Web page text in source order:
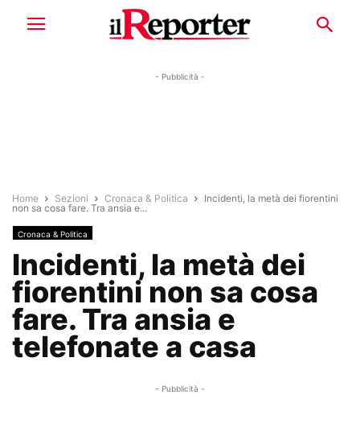
- Pubblicità -
Home Sezioni Cronaca & Politica
Incidenti, la metà dei fiorentini
non sa cosa fare. Tra ansia e...
Cronaca & Politica
Incidenti, la metà dei
fiorentini non sa cosa
fare. Tra ansia e
telefonate a casa
- Pubblicità -